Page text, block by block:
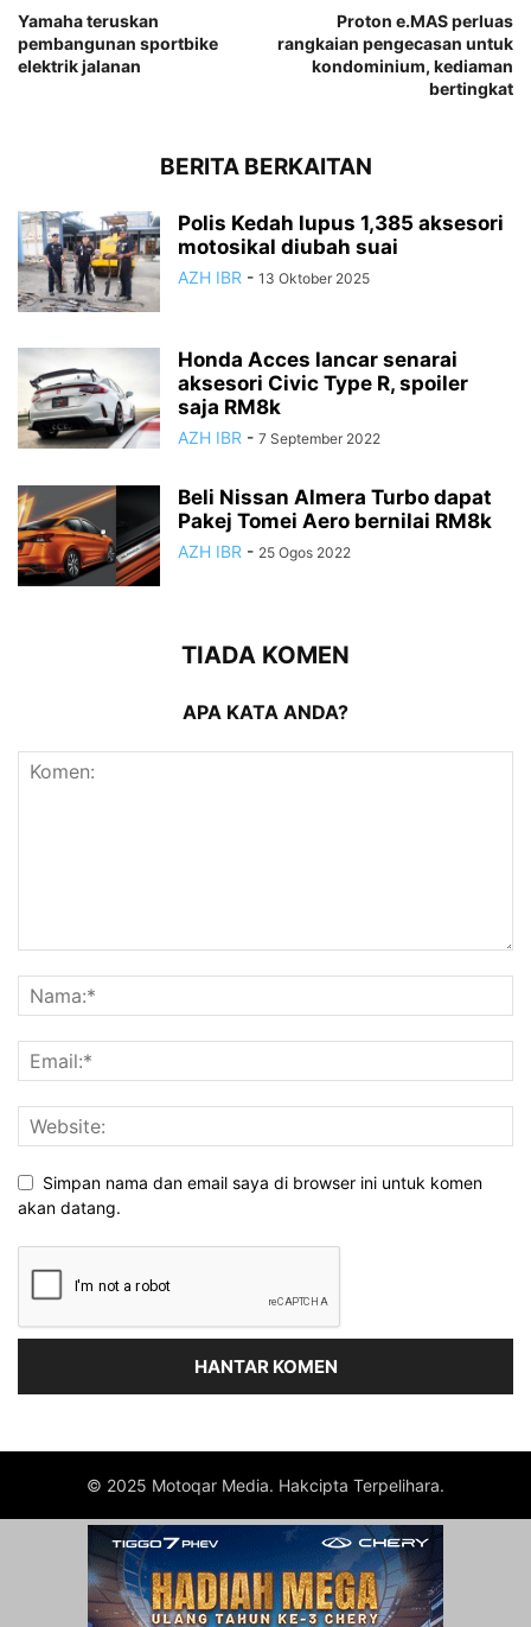
Yamaha teruskan
pembangunan sportbike
elektrik jalanan
Proton e.MAS perluas
rangkaian pengecasan untuk
kondominium, kediaman
bertingkat
BERITA BERKAITAN
Polis Kedah lupus 1,385 aksesori
motosikal diubah suai
AZH IBR - 13 Oktober 2025
Honda Acces lancar senarai
aksesori Civic Type R, spoiler
saja RM8k
AZH IBR - 7 September 2022
Beli Nissan Almera Turbo dapat
Pakej Tomei Aero bernilai RM8k
AZH IBR - 25 Ogos 2022
TIADA KOMEN
APA KATA ANDA?
Simpan nama dan email saya di browser ini untuk komen
akan datang.
© 2025 Motoqar Media. Hakcipta Terpelihara.